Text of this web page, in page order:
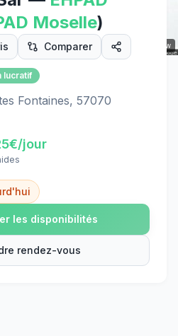
Street View
Moselle)
Comparer
lucratif
Fontaines, 57070
€/jour
les disponibilités
rendez-vous